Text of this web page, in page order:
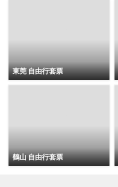
東莞 自由行套票
鶴山 自由行套票